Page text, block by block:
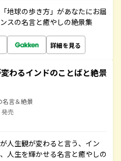
地球の歩き方」があなたにお届
スの名言と癒やしの絶景集
詳細を見る
わるインドのことばと絶景
名言＆絶景
発売
人生観が変わると言う、イン
人生を輝かせる名言と癒やしの